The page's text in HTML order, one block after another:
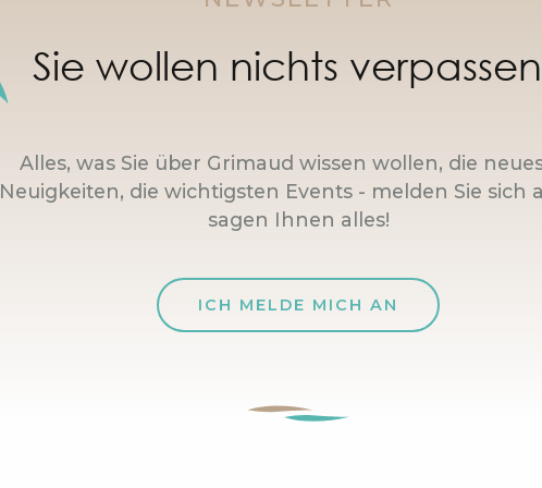
Sie wollen nichts
Alles, was Sie über Grimaud wissen wollen, die
Neuigkeiten, die wichtigsten Events - melden Sie sich
sagen Ihnen alles!
ICH MELDE MICH AN